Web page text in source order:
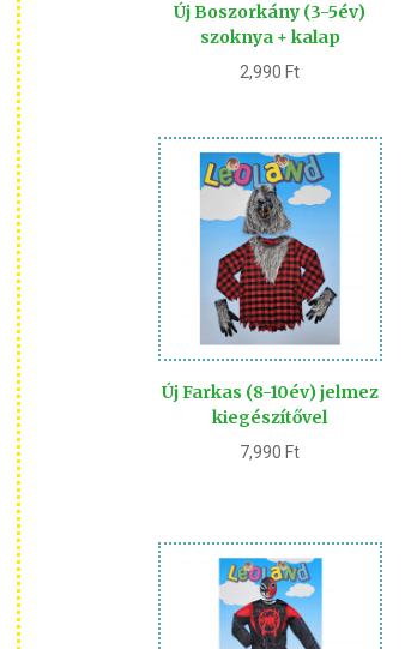
Új Boszorkány (3-5év)
szoknya + kalap
2,990 Ft
Új Farkas (8-10év) jelmez
kiegészítővel
7,990 Ft